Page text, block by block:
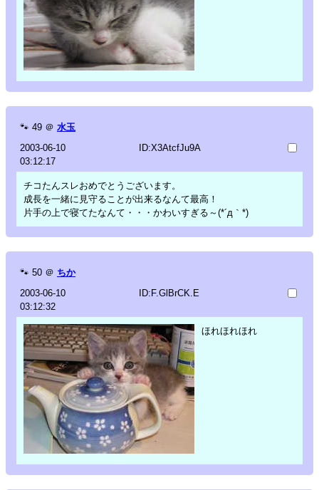
🐾 49 ＠ 水玉
2003-06-10
03:12:17
ID:X3AtcfJu9A
チコたんスレおめでとうございます。
成長を一緒に見守ることが出来るなんて最高！
片手の上で寝てたなんて・・・かわいすぎる～(*´д｀*)
🐾 50 ＠ ちか
2003-06-10
03:12:32
ID:F.GlBrCK.E
ほれほれほれ